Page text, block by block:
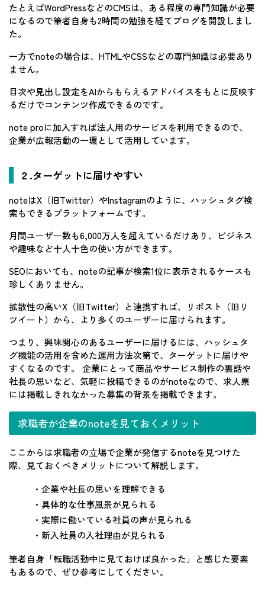
たとえばWordPressなどのCMSは、ある程度の専門知識が必要
になるので筆者自身も2時間の勉強を経てブログを開設しまし
た。
一方でnoteの場合は、HTMLやCSSなどの専門知識は必要あり
ません。
目次や見出し設定をAIからもらえるアドバイスをもとに反映す
るだけでコンテンツ作成できるのです。
note proに加入すれば法人用のサービスを利用できるので、
企業が広報活動の一環として活用しています。
２.ターゲットに届けやすい
noteはX（旧Twitter）やInstagramのように、ハッシュタグ検
索もできるプラットフォームです。
月間ユーザー数も6,000万人を超えているだけあり、ビジネス
や趣味など十人十色の使い方ができます。
SEOにおいても、noteの記事が検索1位に表示されるケースも
珍しくありません。
拡散性の高いX（旧Twitter）と連携すれば、リポスト（旧リ
ツイート）から、より多くのユーザーに届けられます。
つまり、興味関心のあるユーザーに届けるには、ハッシュタ
グ機能の活用を含めた運用方法次第で、ターゲットに届けや
すくなるのです。 企業にとって商品やサービス制作の裏話や
社長の思いなど、気軽に投稿できるのがnoteなので、求人票
には掲載しきれなかった募集の背景を掲載できます。
求職者が企業のnoteを見ておくメリット
ここからは求職者の立場で企業が発信するnoteを見つけた
際、見ておくべきメリットについて解説します。
・企業や社長の思いを理解できる
・具体的な仕事風景が見られる
・実際に働いている社員の声が見られる
・新入社員の入社理由が見られる
筆者自身「転職活動中に見ておけば良かった」と感じた要素
もあるので、ぜひ参考にしてください。